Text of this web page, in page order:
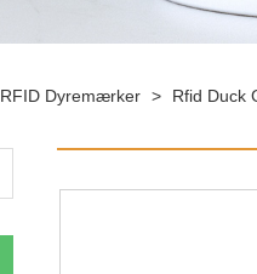
RFID Dyremærker > Rfid Duck